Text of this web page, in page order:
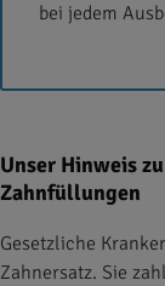
bei jedem
Unser Hinweis
Zahnfüllungen
Gesetzliche
Zahnersatz. Sie